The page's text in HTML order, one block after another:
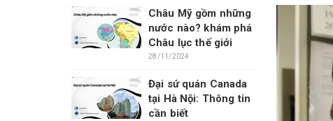
Châu Mỹ gồm những
nước nào? khám phá
Châu lục thế giới
28/11/2024
Đại sứ quán Canada
tại Hà Nội: Thông tin
cần biết